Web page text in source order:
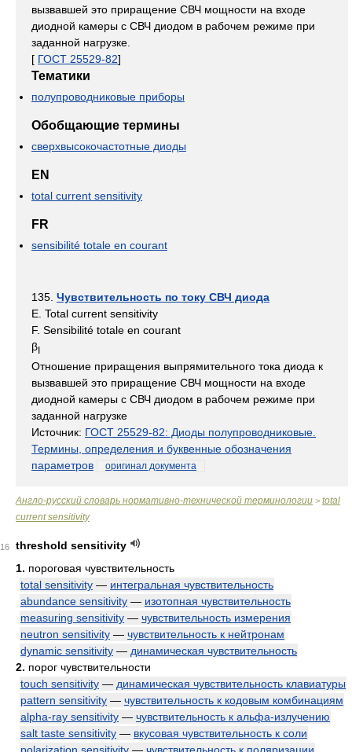
вызвавшей это приращение СВЧ мощности на входе
диодной камеры с СВЧ диодом в рабочем режиме при
заданной нагрузке.
[ ГОСТ 25529-82]
Тематики
полупроводниковые приборы
Обобщающие термины
сверхвысокочастотные диоды
EN
total current sensitivity
FR
sensibilité totale en courant
135. Чувствительность по току СВЧ диода
E. Total current sensitivity
F. Sensibilité totale en courant
βI
Отношение приращения выпрямительного тока диода к
вызвавшей это приращение СВЧ мощности на входе
диодной камеры с СВЧ диодом в рабочем режиме при
заданной нагрузке
Источник: ГОСТ 25529-82: Диоды полупроводниковые.
Термины, определения и буквенные обозначения
параметров
оригинал документа
Англо-русский словарь нормативно-технической терминологии > total
current sensitivity
16
threshold sensitivity
1. пороговая чувствительность
total sensitivity — интегральная чувствительность
abundance sensitivity — изотопная чувствительность
measuring sensitivity — чувствительность измерения
neutron sensitivity — чувствительность к нейтронам
dynamic sensitivity — динамическая чувствительность
2. порог чувствительности
touch sensitivity — динамическая чувствительность клавиатуры
pattern sensitivity — чувствительность к кодовым комбинациям
alpha-ray sensitivity — чувствительность к альфа-излучению
salt taste sensitivity — вкусовая чувствительность к соли
polarization sensitivity — чувствительность к поляризации